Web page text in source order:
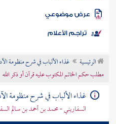
الكتب
موضوعي
تراجم الأعلام
الرئيسية
غذاء الألباب في شرح منظومة
مطلب حكم الخاتم المكتوب عليه قرآن أو ذكر الله
غذاء الألباب في شرح منظومة
السفاريني - محمد بن أحمد بن سالم